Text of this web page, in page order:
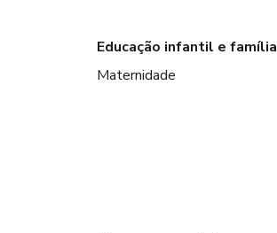
Educação infantil e família
Maternidade